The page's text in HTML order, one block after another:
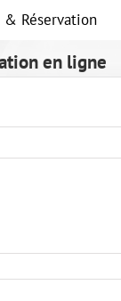
& Réservation
en ligne